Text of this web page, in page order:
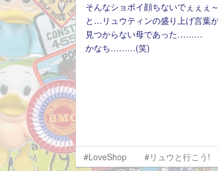
そんなショボイ顔ちないでぇぇぇ～
と…リュウティンの盛り上げ言葉
見つからない母であった………
かなち………(笑)
#LoveShop #リュウと行こう!